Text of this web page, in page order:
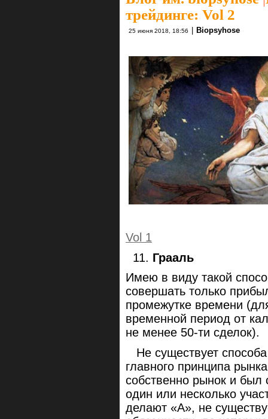
трейдинге: Vol 2
25 июня 2018, 18:56 Biopsyhose
Vol 1
11. Грааль
Имею в виду такой
совершать только
промежутке времени
временной период от
не менее 50-ти сделок).
Не существует способа
главного принципа
собственно рынок и был
один или несколько
делают «А», не